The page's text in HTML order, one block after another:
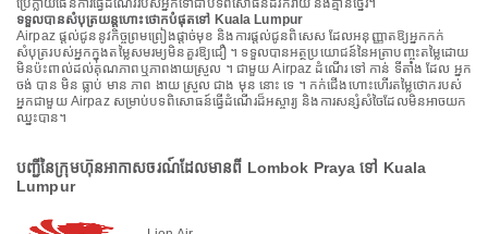
ប្រែក្លាយផែនការធ្វើដំណើររបស់អ្នកទៅជាបទពិសោធន៍ដ៏រីករាយ និងគ្មានថ្នេរ។
ទទួលបានសំបុត្រយន្តហោះថោកបំផុតទៅ Kuala Lumpur
Airpaz ផ្តល់ជូននូវកិច្ចព្រមព្រៀងផ្តាច់មុខ និងការផ្តល់ជូនពិសេស ដែលអនុញ្ញាតឱ្យអ្នកកក់
សំបុត្ររបស់អ្នកក្នុងតម្លៃសមរម្យមិនគួរឱ្យជឿ ។ ទទួលបានអត្ថប្រយោជន៍នៃអត្រាបញ្ចុះតម្លៃដោយ
មិនប៉ះពាល់ដល់គុណភាពឬភាពងាយស្រួល ។ ជាមួយ Airpaz ដំណើរ ទៅ កាន់ ទីតាំង ដែល អ្នក
ចង់ បាន មិន ធ្លាប់ មាន ភាព ងាយ ស្រួល ជាង មុន នោះ ទេ ។ កក់ជើងហោះហើរតម្លៃថោករបស់
អ្នកជាមួយ Airpaz សម្រាប់បទពិសោធន៍ធ្វើដំណើរដ៏អស្ចារ្យ និងការសន្សំសំចៃដែលមិនអាចយក
ឈ្នះបាន។
បញ្ជីនៃក្រុមហ៊ុនអាកាសចរណ៍ដែលមានពី Lombok Praya ទៅ Kuala
Lumpur